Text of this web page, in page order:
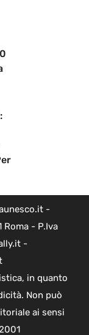
-
- P.Iva
-
in quanto
Non può
ai sensi